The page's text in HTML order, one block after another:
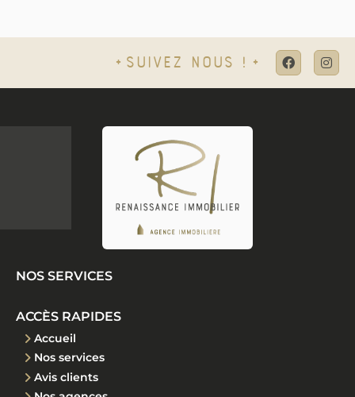
Suivez nous !
NOS SERVICES
ACCÈS RAPIDES
Accueil
Nos services
Avis clients